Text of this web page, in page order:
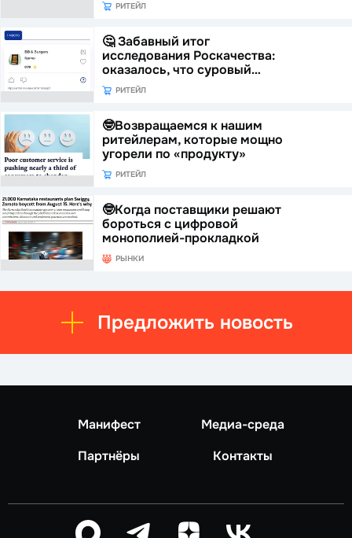
РИТЕЙЛ
🤔 Забавный итог
исследования Роскачества:
оказалось, что суровый…
РИТЕЙЛ
🤓Возвращаемся к нашим
ритейлерам, которые мощно
угорели по «продукту»
РИТЕЙЛ
🤓Когда поставщики решают
бороться с цифровой
монополией-прокладкой
РЫНКИ
Предложить новость
Манифест
Медиа-среда
Партнёры
Контакты